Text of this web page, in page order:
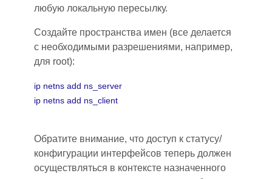
любую локальную пересылку.
Создайте пространства имен (все делается
с необходимыми разрешениями, например,
для root):
ip netns add ns_server
ip netns add ns_client
Обратите внимание, что доступ к статусу/
конфигурации интерфейсов теперь должен
осуществляться в контексте назначенного